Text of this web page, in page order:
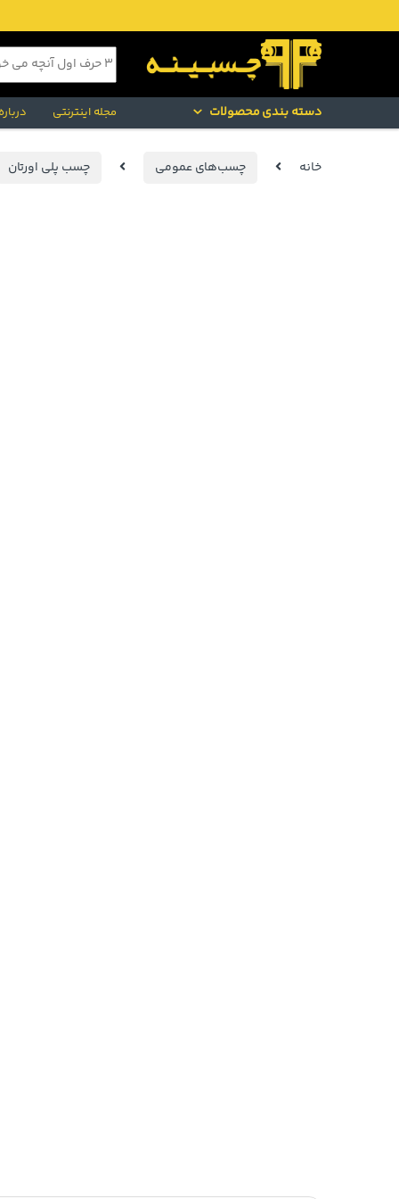
Skip to navigation
Skip to content
جستجو برای:
دسته بندی محصولات مجله اینترنتی
خانه چسب‌های عمومی چسب پلی اورتان